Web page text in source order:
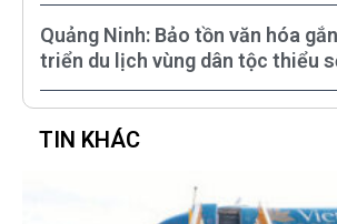
Quảng Ninh: Bảo tồn văn hóa
triển du lịch vùng dân tộc thiểu
TIN KHÁC